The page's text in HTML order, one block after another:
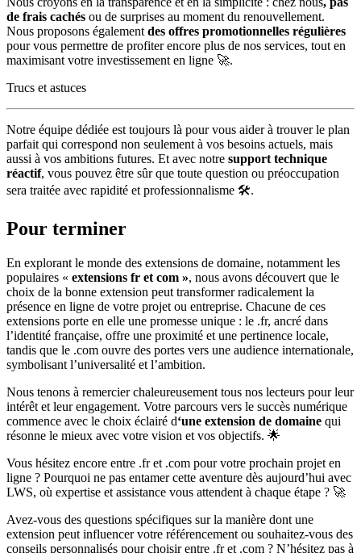
de frais cachés ou de surprises au moment du renouvellement.
Nous proposons également des offres promotionnelles régulières
pour vous permettre de profiter encore plus de nos services, tout en
maximisant votre investissement en ligne 🚀.
Trucs et astuces
Notre équipe dédiée est toujours là pour vous aider à trouver le plan
parfait qui correspond non seulement à vos besoins actuels, mais
aussi à vos ambitions futures. Et avec notre support technique
réactif, vous pouvez être sûr que toute question ou préoccupation
sera traitée avec rapidité et professionnalisme 🛠️.
Pour terminer
En explorant le monde des extensions de domaine, notamment les
populaires « extensions fr et com », nous avons découvert que le
choix de la bonne extension peut transformer radicalement la
présence en ligne de votre projet ou entreprise. Chacune de ces
extensions porte en elle une promesse unique : le .fr, ancré dans
l’identité française, offre une proximité et une pertinence locale,
tandis que le .com ouvre des portes vers une audience internationale,
symbolisant l’universalité et l’ambition.
Nous tenons à remercier chaleureusement tous nos lecteurs pour leur
intérêt et leur engagement. Votre parcours vers le succès numérique
commence avec le choix éclairé d‘une extension de domaine qui
résonne le mieux avec votre vision et vos objectifs. 🌟
Vous hésitez encore entre .fr et .com pour votre prochain projet en
ligne ? Pourquoi ne pas entamer cette aventure dès aujourd’hui avec
LWS, où expertise et assistance vous attendent à chaque étape ? 🚀
Avez-vous des questions spécifiques sur la manière dont une
extension peut influencer votre référencement ou souhaitez-vous des
conseils personnalisés pour choisir entre .fr et .com ? N’hésitez pas à